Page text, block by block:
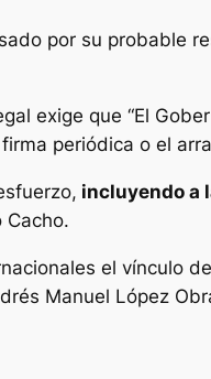
por su probable
exige que “El
periódica o el
incluyendo a
Cacho.
el vínculo
Manuel López